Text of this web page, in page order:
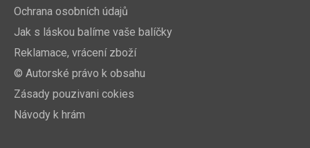
Ochrana osobních údajů
Jak s láskou balíme vaše balíčky
Reklamace, vrácení zboží
© Autorské právo k obsahu
Zásady pouzivani cokies
Návody k hrám